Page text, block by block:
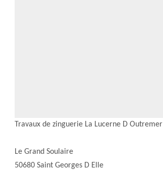
Travaux de zinguerie La Lucerne D Outremer
Le Grand Soulaire
50680 Saint Georges D Elle